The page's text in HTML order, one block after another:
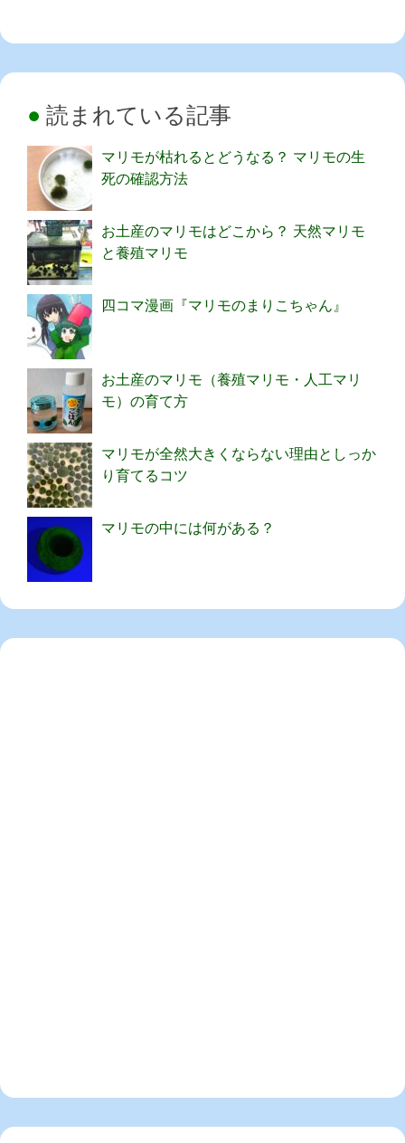
読まれている記事
マリモが枯れるとどうなる？ マリモの生
死の確認方法
お土産のマリモはどこから？ 天然マリモ
と養殖マリモ
四コマ漫画『マリモのまりこちゃん』
お土産のマリモ（養殖マリモ・人工マリ
モ）の育て方
マリモが全然大きくならない理由としっか
り育てるコツ
マリモの中には何がある？